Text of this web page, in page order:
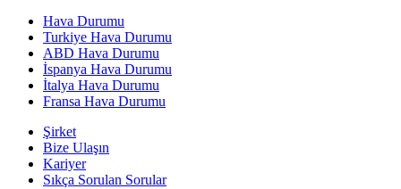
Hava Durumu
Turkiye Hava Durumu
ABD Hava Durumu
İspanya Hava Durumu
İtalya Hava Durumu
Fransa Hava Durumu
Şirket
Bize Ulaşın
Kariyer
Sıkça Sorulan Sorular